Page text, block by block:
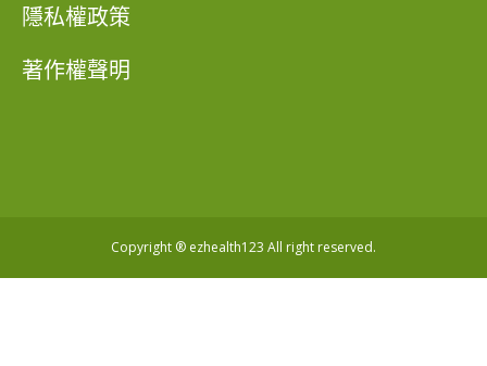
隱私權政策
著作權聲明
Copyright ® ezhealth123 All right reserved.